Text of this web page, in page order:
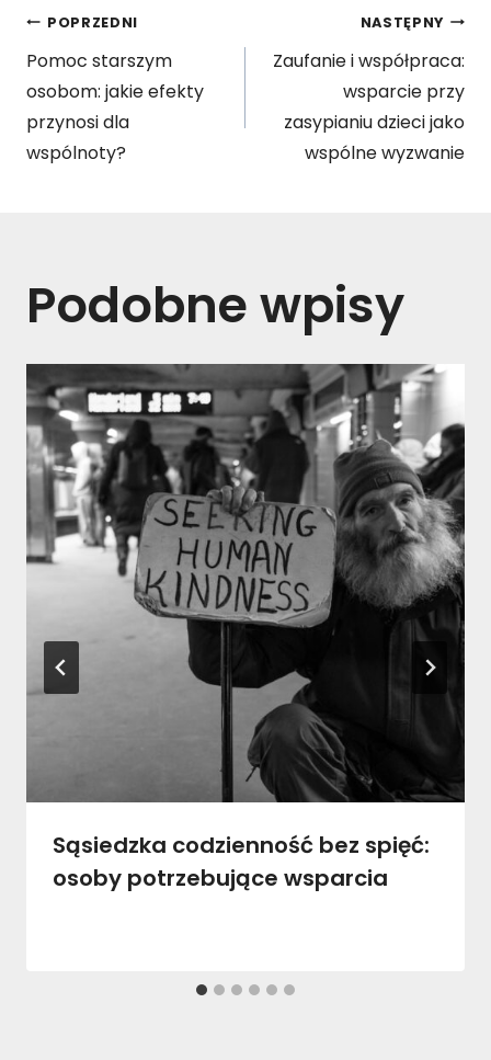
Nawigacja
wpisu
POPRZEDNI
Pomoc starszym
osobom: jakie efekty
przynosi dla
wspólnoty?
NASTĘPNY
Zaufanie i współpraca:
wsparcie przy
zasypianiu dzieci jako
wspólne wyzwanie
Podobne wpisy
Sąsiedzka codzienność bez spięć:
osoby potrzebujące wsparcia